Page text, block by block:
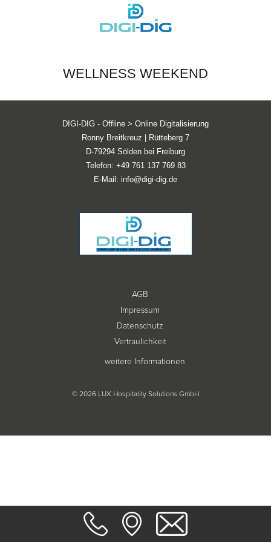
WELLNESS WEEKEND
DIGI-DIG - Offline > Online Digitalisierung
Ronny Breitkreuz | Rütteberg 7
D-79294 Sölden bei Freiburg
Telefon: +49 761 137 769 83
E-Mail: info@digi-dig.de
AGB
Impressum
Datenschutz
Vertraulichkeit
weitere Informationen
© 2026 LUX Hospitality Solutions GmbH